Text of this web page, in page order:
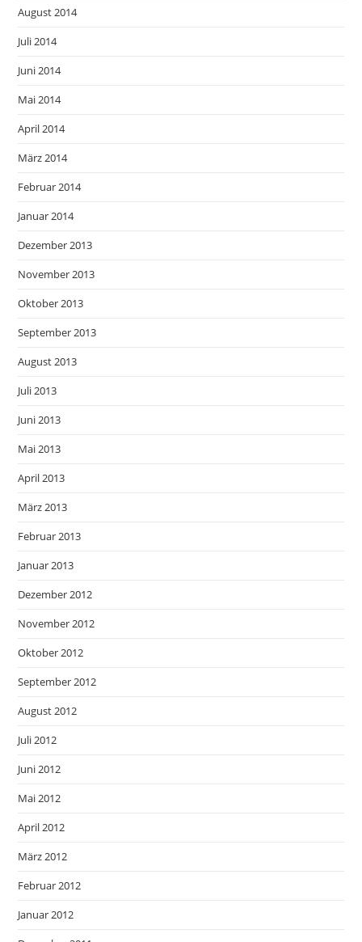
August 2014
Juli 2014
Juni 2014
Mai 2014
April 2014
März 2014
Februar 2014
Januar 2014
Dezember 2013
November 2013
Oktober 2013
September 2013
August 2013
Juli 2013
Juni 2013
Mai 2013
April 2013
März 2013
Februar 2013
Januar 2013
Dezember 2012
November 2012
Oktober 2012
September 2012
August 2012
Juli 2012
Juni 2012
Mai 2012
April 2012
März 2012
Februar 2012
Januar 2012